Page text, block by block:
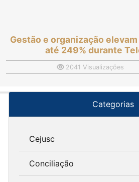
Gestão e organização
até 249% durante
2041 Visualizações
Categorias
Cejusc
Conciliação